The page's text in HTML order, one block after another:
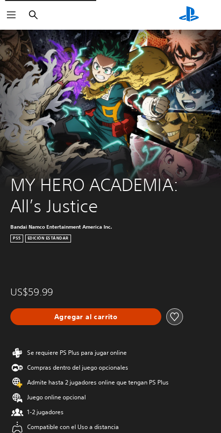
Buscar
MY HERO ACADEMIA:
All’s Justice
Bandai Namco Entertainment America Inc.
PS5 EDICIÓN ESTÁNDAR
US$59.99
Agregar al carrito
Se requiere PS Plus para jugar online
Compras dentro del juego opcionales
Admite hasta 2 jugadores online que tengan PS Plus
Juego online opcional
1-2 jugadores
Compatible con el Uso a distancia